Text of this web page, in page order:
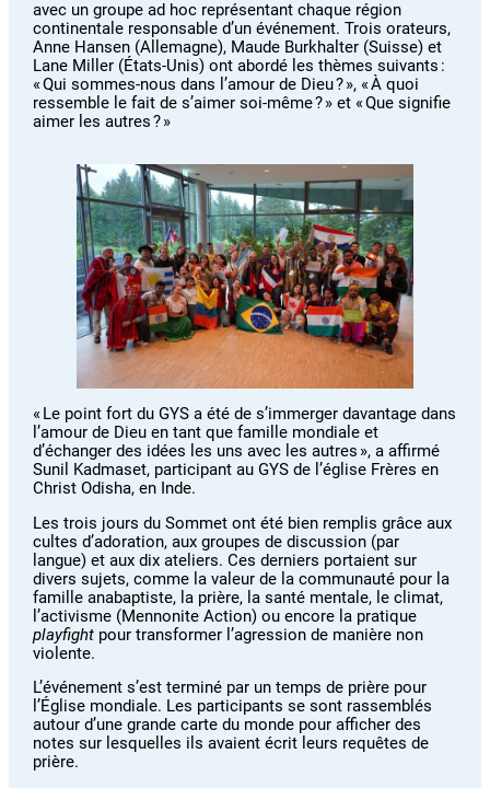
avec un groupe ad hoc représentant chaque région
continentale responsable d’un événement. Trois orateurs,
Anne Hansen (Allemagne), Maude Burkhalter (Suisse) et
Lane Miller (États-Unis) ont abordé les thèmes suivants :
« Qui sommes-nous dans l’amour de Dieu ? », « À quoi
ressemble le fait de s’aimer soi-même ? » et « Que signifie
aimer les autres ? »
« Le point fort du GYS a été de s’immerger davantage dans
l’amour de Dieu en tant que famille mondiale et
d’échanger des idées les uns avec les autres », a affirmé
Sunil Kadmaset, participant au GYS de l’église Frères en
Christ Odisha, en Inde.
Les trois jours du Sommet ont été bien remplis grâce aux
cultes d’adoration, aux groupes de discussion (par
langue) et aux dix ateliers. Ces derniers portaient sur
divers sujets, comme la valeur de la communauté pour la
famille anabaptiste, la prière, la santé mentale, le climat,
l’activisme (Mennonite Action) ou encore la pratique
playfight pour transformer l’agression de manière non
violente.
L’événement s’est terminé par un temps de prière pour
l’Église mondiale. Les participants se sont rassemblés
autour d’une grande carte du monde pour afficher des
notes sur lesquelles ils avaient écrit leurs requêtes de
prière.